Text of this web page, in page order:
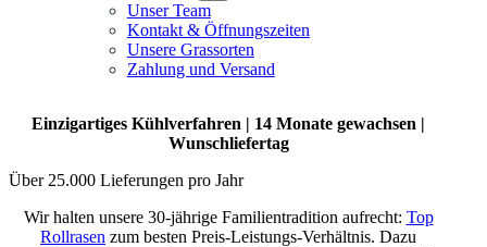
Unser Team
Kontakt & Öffnungszeiten
Unsere Grassorten
Zahlung und Versand
Einzigartiges Kühlverfahren | 14 Monate gewachsen |
Wunschliefertag
Über 25.000 Lieferungen pro Jahr
Wir halten unsere 30-jährige Familientradition aufrecht: Top
Rollrasen zum besten Preis-Leistungs-Verhältnis. Dazu